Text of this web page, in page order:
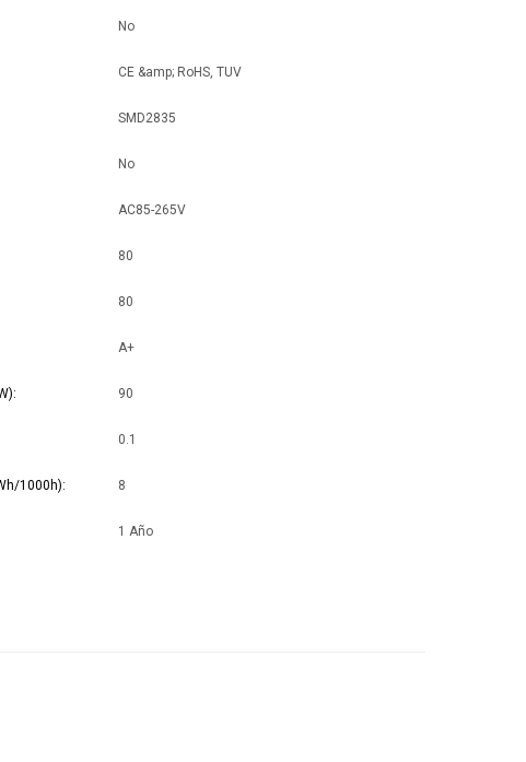
No
CE &amp; RoHS, TUV
SMD2835
No
AC85-265V
80
80
A+
90
0.1
1000h) 8
1 Año